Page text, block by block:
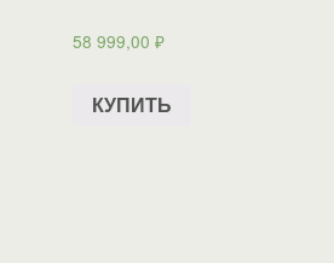
58 999,00₽
КУПИТЬ